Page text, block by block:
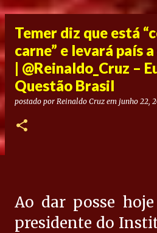
Temer diz que está
carne” e levará país
| @Reinaldo_Cruz –
Questão Brasil
postado por Reinaldo Cruz em junho 22,
Ao dar posse
presidente do